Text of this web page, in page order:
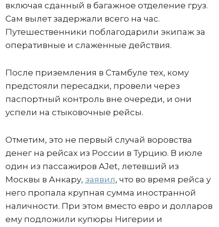
включая сданный в багажное отделение груз.
Сам вылет задержали всего на час.
Путешественники поблагодарили экипаж за
оперативные и слаженные действия.
После приземления в Стамбуле тех, кому
предстояли пересадки, провели через
паспортный контроль вне очереди, и они
успели на стыковочные рейсы.
Отметим, это не первый случай воровства
денег на рейсах из России в Турцию. В июле
один из пассажиров AJet, летевший из
Москвы в Анкару, заявил, что во время рейса у
него пропала крупная сумма иностранной
наличности. При этом вместо евро и долларов
ему подложили купюры Нигерии и